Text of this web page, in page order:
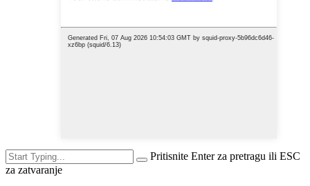
Pritisnite Enter za pretragu ili ESC
za zatvaranje